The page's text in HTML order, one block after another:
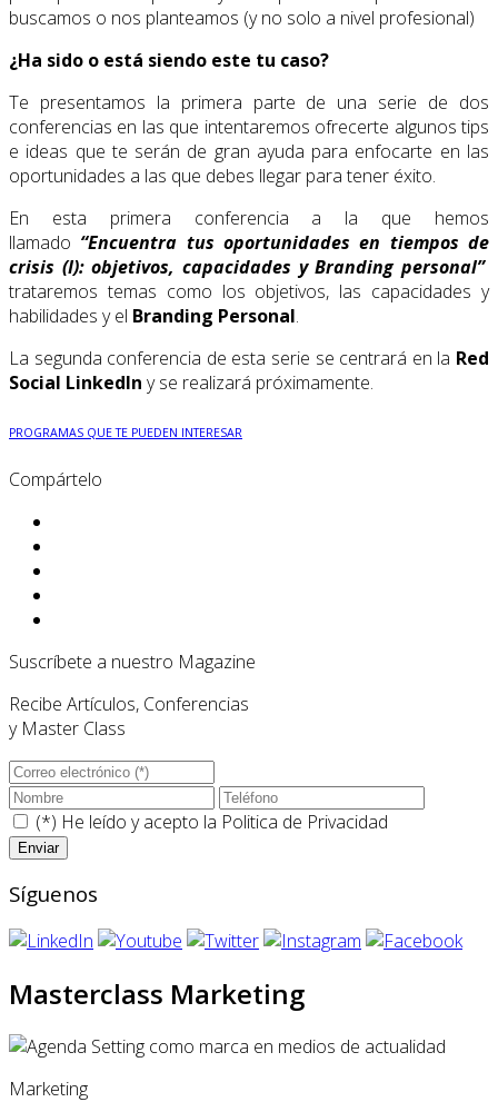
buscamos o nos planteamos (y no solo a nivel profesional)
¿Ha sido o está siendo este tu caso?
Te presentamos la primera parte de una serie de dos
conferencias en las que intentaremos ofrecerte algunos tips
e ideas que te serán de gran ayuda para enfocarte en las
oportunidades a las que debes llegar para tener éxito.
En esta primera conferencia a la que hemos
llamado “Encuentra tus oportunidades en tiempos de
crisis (I): objetivos, capacidades y Branding personal”
trataremos temas como los objetivos, las capacidades y
habilidades y el Branding Personal.
La segunda conferencia de esta serie se centrará en la Red
Social LinkedIn y se realizará próximamente.
PROGRAMAS QUE TE PUEDEN INTERESAR
Compártelo
Suscríbete a nuestro Magazine
Recibe Artículos, Conferencias
y Master Class
(*) He leído y acepto la Politica de Privacidad
Síguenos
Masterclass Marketing
Marketing